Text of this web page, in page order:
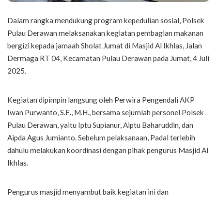
Dalam rangka mendukung program kepedulian sosial, Polsek
Pulau Derawan melaksanakan kegiatan pembagian makanan
bergizi kepada jamaah Sholat Jumat di Masjid Al Ikhlas, Jalan
Dermaga RT 04, Kecamatan Pulau Derawan pada Jumat, 4 Juli
2025.
Kegiatan dipimpin langsung oleh Perwira Pengendali AKP
Iwan Purwanto, S.E., M.H., bersama sejumlah personel Polsek
Pulau Derawan, yaitu Iptu Supianur, Aiptu Baharuddin, dan
Aipda Agus Jumianto. Sebelum pelaksanaan, Padal terlebih
dahulu melakukan koordinasi dengan pihak pengurus Masjid Al
Ikhlas.
Pengurus masjid menyambut baik kegiatan ini dan